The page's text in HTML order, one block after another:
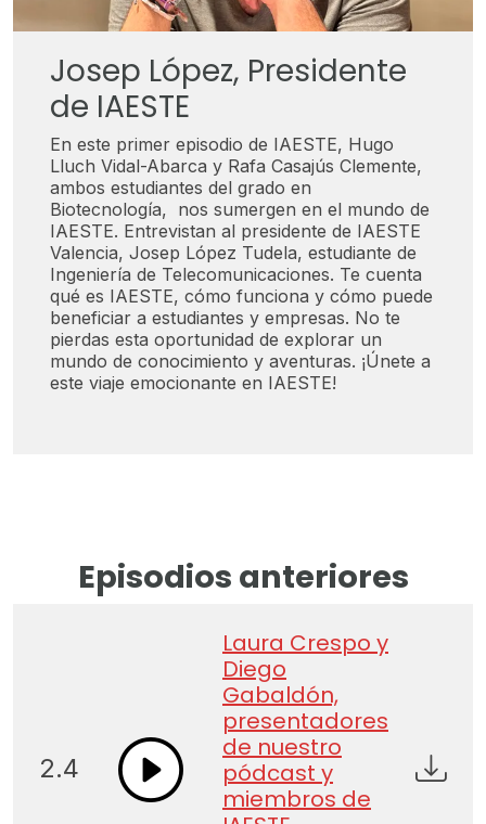
Josep López, Presidente
de IAESTE
En este primer episodio de IAESTE, Hugo
Lluch Vidal-Abarca y Rafa Casajús Clemente,
ambos estudiantes del grado en
Biotecnología, nos sumergen en el mundo de
IAESTE. Entrevistan al presidente de IAESTE
Valencia, Josep López Tudela, estudiante de
Ingeniería de Telecomunicaciones. Te cuenta
qué es IAESTE, cómo funciona y cómo puede
beneficiar a estudiantes y empresas. No te
pierdas esta oportunidad de explorar un
mundo de conocimiento y aventuras. ¡Únete a
este viaje emocionante en IAESTE!
Episodios anteriores
2.4
Laura Crespo y
Diego
Gabaldón,
presentadores
de nuestro
pódcast y
miembros de